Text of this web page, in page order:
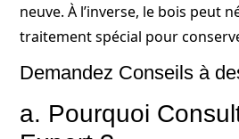
neuve. À l’inverse, le bois peut
traitement spécial pour
Demandez Conseils à
a. Pourquoi